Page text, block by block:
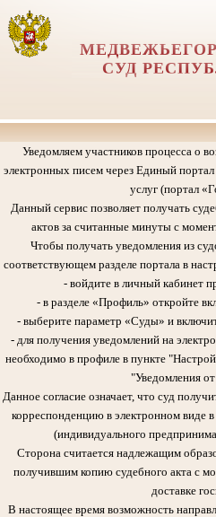
СУД
Уведомляем участников процесса о
электронных писем через Единый
услуг (портал
Данный сервис позволяет получать
актов за считанные минуты с
Чтобы получать уведомления из
соответствующем разделе портала в
- войдите в личный кабинет
- в разделе «Профиль» откройте
- выберите параметр «Суды» и
- для получения уведомлений на
необходимо в профиле в пункте
"Уведомления
Данное согласие означает, что суд
корреспонденцию в электронном виде
(индивидуального
Сторона считается надлежащим
получившим копию судебного акта с
доставке
В настоящее время возможность